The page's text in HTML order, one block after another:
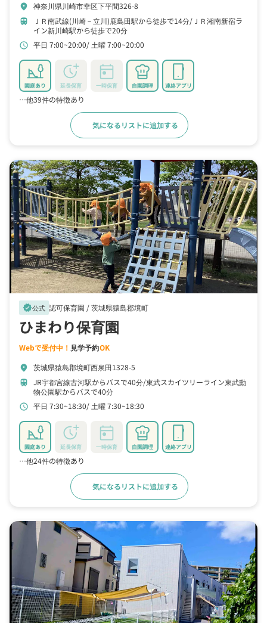
location_on 神奈川県川崎市幸区下平間326-8
train ＪＲ南武線(川崎－立川)鹿島田駅から徒歩で14分
ＪＲ湘南新宿ラ
イン新川崎駅から徒歩で20分
schedule 平日 7:00~20:00 土曜 7:00~20:00
園庭あり 延長保育 一時保育 自園調理 連絡アプリ
…他39件の特徴あり
気になるリストに追加する
verified公式 認可保育園 /茨城県猿島郡境町
ひまわり保育園
Webで受付中！ 見学予約OK
location_on 茨城県猿島郡境町西泉田1328-5
train JR宇都宮線古河駅からバスで40分 東武スカイツリーライン東武動
物公園駅からバスで40分
schedule 平日 7:30~18:30 土曜 7:30~18:30
園庭あり 延長保育 一時保育 自園調理 連絡アプリ
…他24件の特徴あり
気になるリストに追加する